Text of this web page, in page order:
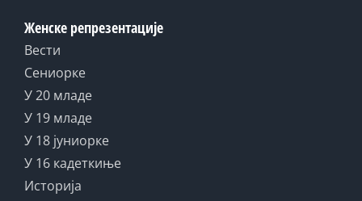
Женске репрезентације
Вести
Сениорке
У 20 младе
У 19 младе
У 18 јуниорке
У 16 кадеткиње
Историја